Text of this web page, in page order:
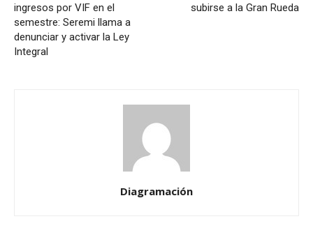
ingresos por VIF en el
semestre: Seremi llama a
denunciar y activar la Ley
Integral
subirse a la Gran Rueda
Diagramación